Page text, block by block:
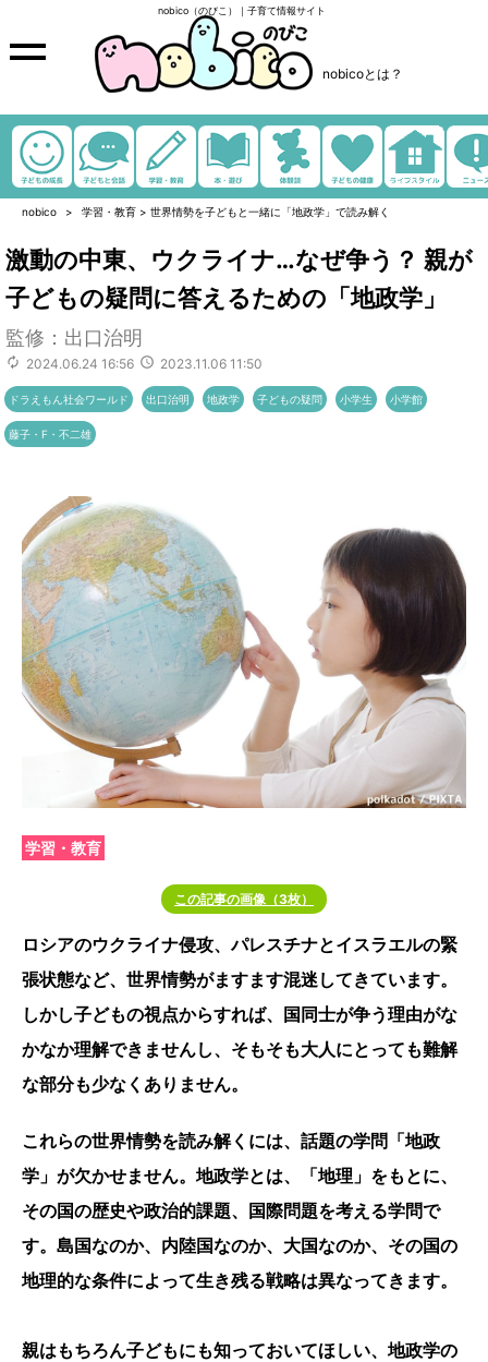
nobico（のびこ）｜子育て情報サイト
nobicoとは？
nobico 学習・教育 > 世界情勢を子どもと一緒に「地政学」で読み解く
激動の中東、ウクライナ…なぜ争う？ 親が
子どもの疑問に答えるための「地政学」
監修：出口治明
2024.06.24 16:56 2023.11.06 11:50
ドラえもん社会ワールド 出口治明 地政学 子どもの疑問 小学生 小学館
藤子・F・不二雄
学習・教育
この記事の画像（3枚）
ロシアのウクライナ侵攻、パレスチナとイスラエルの緊
張状態など、世界情勢がますます混迷してきています。
しかし子どもの視点からすれば、国同士が争う理由がな
かなか理解できませんし、そもそも大人にとっても難解
な部分も少なくありません。
これらの世界情勢を読み解くには、話題の学問「地政
学」が欠かせません。地政学とは、「地理」をもとに、
その国の歴史や政治的課題、国際問題を考える学問で
す。島国なのか、内陸国なのか、大国なのか、その国の
地理的な条件によって生き残る戦略は異なってきます。
親はもちろん子どもにも知っておいてほしい、地政学の